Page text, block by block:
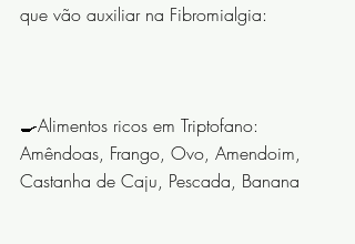
que vão auxiliar na Fibromialgia:
🍳Alimentos ricos em Triptofano:
Amêndoas, Frango, Ovo, Amendoim,
Castanha de Caju, Pescada, Banana